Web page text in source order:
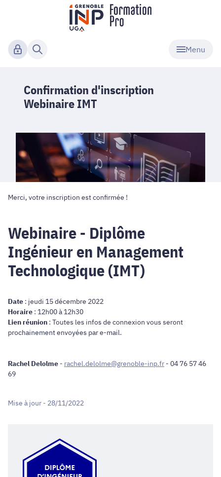
Menu
Confirmation d'inscription
Webinaire IMT
Merci, votre inscription est confirmée !
Webinaire - Diplôme
Ingénieur en Management
Technologique (IMT)
Date : jeudi 15 décembre 2022
Horaire : 12h00 à 12h30
Lien réunion : Toutes les infos de connexion vous seront
prochainement envoyées par e-mail.
Rachel Delolme - rachel.delolme@grenoble-inp.fr - 04 76 57 46
69
Mise à jour - 28/11/2022